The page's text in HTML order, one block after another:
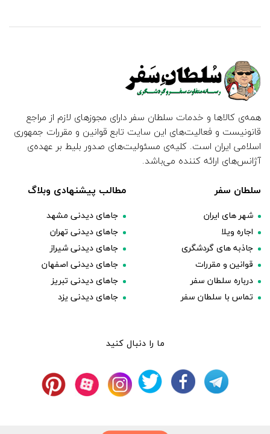
همه‌ی کالاها و خدمات سلطان سفر دارای مجوزهای لازم از مراجع
قانونیست و فعالیت‌های این سایت تابع قوانین و مقررات جمهوری
اسلامی ایران است. کلیه‌ی مسئولیت‌های صدور بلیط بر عهده‌ی
آژانس‌های ارائه کننده می‌باشد.
سلطان سفر
شهر های ایران
اجاره ویلا
جاذبه های گردشگری
قوانین و مقررات
درباره سلطان سفر
تماس با سلطان سفر
مطالب پیشنهادی وبلاگ
جاهای دیدنی مشهد
جاهای دیدنی تهران
جاهای دیدنی شیراز
جاهای دیدنی اصفهان
جاهای دیدنی تبریز
جاهای دیدنی یزد
ما را دنبال کنید